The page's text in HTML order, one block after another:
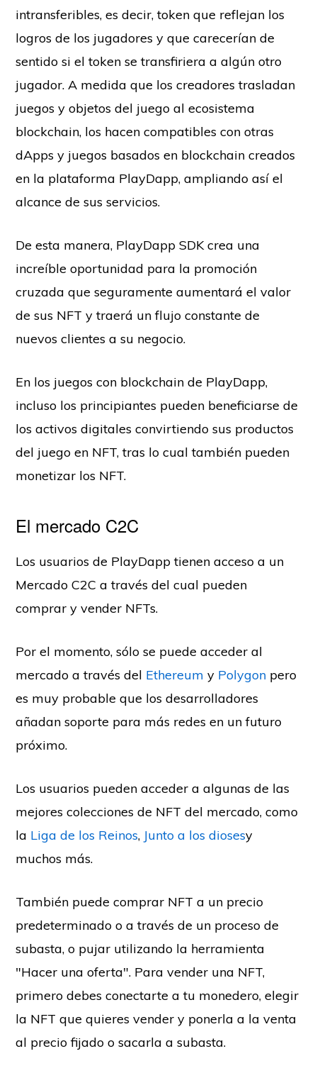
intransferibles, es decir, token que reflejan los
logros de los jugadores y que carecerían de
sentido si el token se transfiriera a algún otro
jugador. A medida que los creadores trasladan
juegos y objetos del juego al ecosistema
blockchain, los hacen compatibles con otras
dApps y juegos basados en blockchain creados
en la plataforma PlayDapp, ampliando así el
alcance de sus servicios.
De esta manera, PlayDapp SDK crea una
increíble oportunidad para la promoción
cruzada que seguramente aumentará el valor
de sus NFT y traerá un flujo constante de
nuevos clientes a su negocio.
En los juegos con blockchain de PlayDapp,
incluso los principiantes pueden beneficiarse de
los activos digitales convirtiendo sus productos
del juego en NFT, tras lo cual también pueden
monetizar los NFT.
El mercado C2C
Los usuarios de PlayDapp tienen acceso a un
Mercado C2C a través del cual pueden
comprar y vender NFTs.
Por el momento, sólo se puede acceder al
mercado a través del Ethereum y Polygon pero
es muy probable que los desarrolladores
añadan soporte para más redes en un futuro
próximo.
Los usuarios pueden acceder a algunas de las
mejores colecciones de NFT del mercado, como
la Liga de los Reinos, Junto a los diosesy
muchos más.
También puede comprar NFT a un precio
predeterminado o a través de un proceso de
subasta, o pujar utilizando la herramienta
"Hacer una oferta". Para vender una NFT,
primero debes conectarte a tu monedero, elegir
la NFT que quieres vender y ponerla a la venta
al precio fijado o sacarla a subasta.